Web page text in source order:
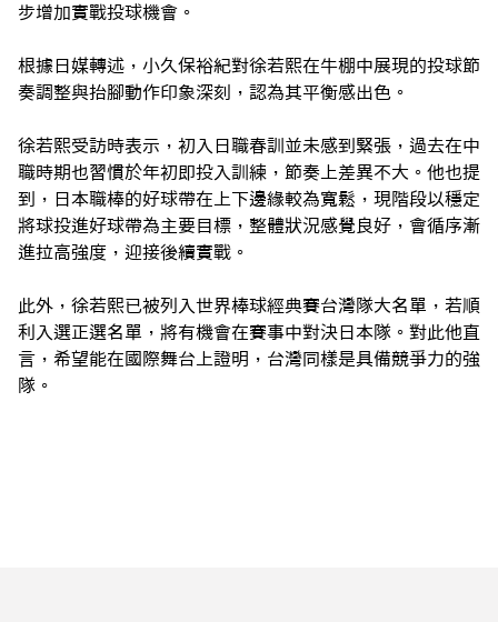
步增加實戰投球機會。
根據日媒轉述，小久保裕紀對徐若熙在牛棚中展現的投球節
奏調整與抬腳動作印象深刻，認為其平衡感出色。
徐若熙受訪時表示，初入日職春訓並未感到緊張，過去在中
職時期也習慣於年初即投入訓練，節奏上差異不大。他也提
到，日本職棒的好球帶在上下邊緣較為寬鬆，現階段以穩定
將球投進好球帶為主要目標，整體狀況感覺良好，會循序漸
進拉高強度，迎接後續實戰。
此外，徐若熙已被列入世界棒球經典賽台灣隊大名單，若順
利入選正選名單，將有機會在賽事中對決日本隊。對此他直
言，希望能在國際舞台上證明，台灣同樣是具備競爭力的強
隊。